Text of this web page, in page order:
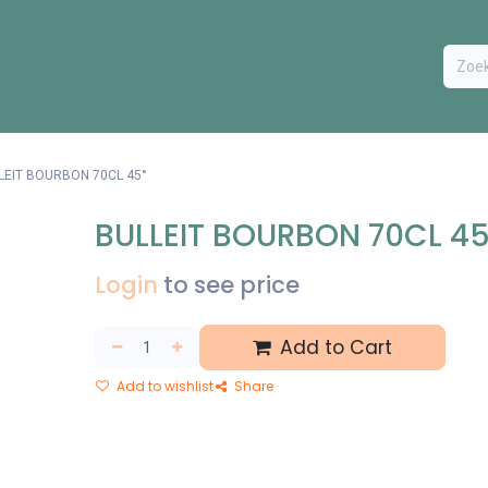
BOURBON 70CL 45°
BULLEIT BOURBON 70CL
Login to see price
Add to Cart
Add to wishlist Share